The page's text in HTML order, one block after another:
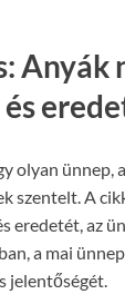
Anyák
olyan ünnep,
szentelt. A
eredetét, az
a mai
jelentőségét.